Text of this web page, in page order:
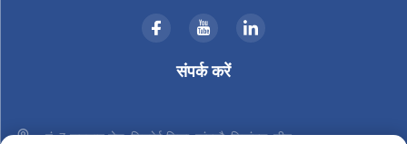
संपर्क करें
नं. 3 हानशान रोड, जिनबेई जिला, चांगझौ, जियांगसु, चीन